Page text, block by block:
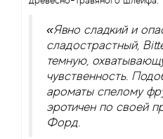
«Явно сладкий и
сладострастный,
темную,
чувственность.
ароматы спелому
эротичен по своей
Форд.